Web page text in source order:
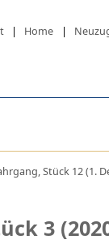
| Home |
Stück 12 (1.
3